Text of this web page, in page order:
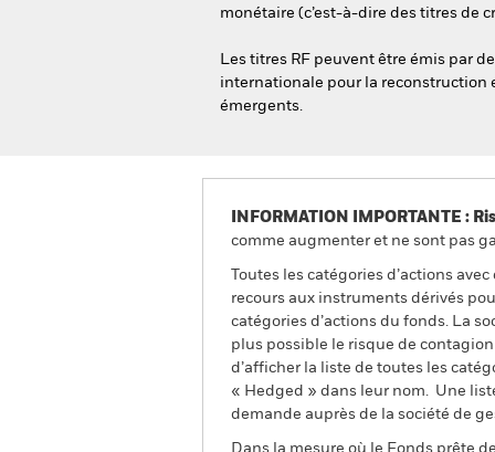
monétaire (c’est-à-dire des titres de
Les titres RF peuvent être émis par
internationale pour la reconstruction
émergents.
INFORMATION IMPORTANTE :
comme augmenter et ne sont pas
Toutes les catégories d’actions
recours aux instruments dérivés
catégories d’actions du fonds. La
plus possible le risque de
d’afficher la liste de toutes les
« Hedged » dans leur nom. Une
demande auprès de la société de
Dans la mesure où le Fonds prête